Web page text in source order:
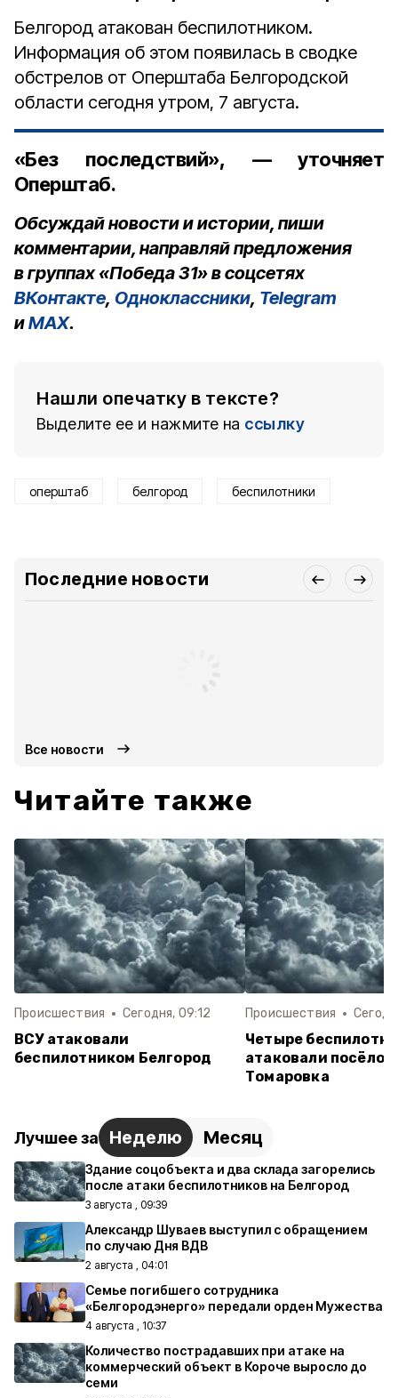
Белгород атакован беспилотником.
Информация об этом появилась в сводке
обстрелов от Оперштаба Белгородской
области сегодня утром, 7 августа.
«Без последствий», — уточняет
Оперштаб.
Обсуждай новости и истории, пиши
комментарии, направляй предложения
в группах «Победа 31» в соцсетях
ВКонтакте, Одноклассники, Telegram
иMAX.
Нашли опечатку в тексте?
Выделите ее и нажмите на ссылку
оперштаб белгород беспилотники
Последние новости
Все новости
Читайте также
Происшествия Сегодня, 09:12
ВСУ атаковали
беспилотником Белгород
Происшествия
Четыре
атаковали посёлок
Томаровка
Лучшее за Неделю Месяц
Здание соцобъекта и два склада загорелись
после атаки беспилотников на Белгород
3 августа , 09:39
Александр Шуваев выступил с обращением
по случаю Дня ВДВ
2 августа , 04:01
Семье погибшего сотрудника
«Белгородэнерго» передали орден Мужества
4 августа , 10:37
Количество пострадавших при атаке на
коммерческий объект в Короче выросло до
семи